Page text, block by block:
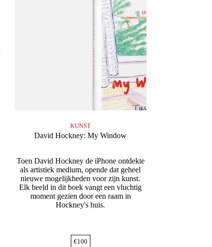
KUNST
David Hockney: My Window
Toen David Hockney de iPhone ontdekte
als artistiek medium, opende dat geheel
nieuwe mogelijkheden voor zijn kunst.
Elk beeld in dit boek vangt een vluchtig
moment gezien door een raam in
Hockney's huis.
€100